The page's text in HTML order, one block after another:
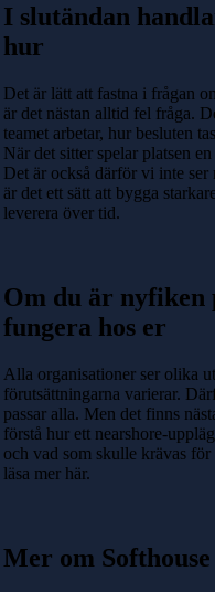
I slutändan
hur
Det är lätt att fastna i frågan
är det nästan alltid fel fråga.
teamet arbetar, hur besluten
När det sitter spelar platsen
Det är också därför vi inte ser
är det ett sätt att bygga
leverera över tid.
Om du är nyfiken
fungera hos er
Alla organisationer ser olika
förutsättningarna varierar.
passar alla. Men det finns
förstå hur ett nearshore-
och vad som skulle krävas
läsa mer här.
Mer om